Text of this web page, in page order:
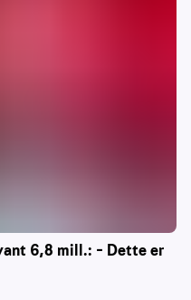
6,8 mill.: – Dette er